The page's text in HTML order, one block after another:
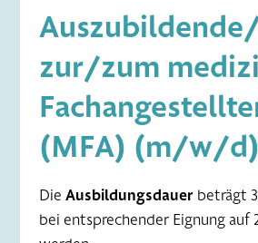
zur/zum
(MFA) (m/w/d)
Die Ausbildungsdauerbeträgt 3
bei entsprechender Eignung auf